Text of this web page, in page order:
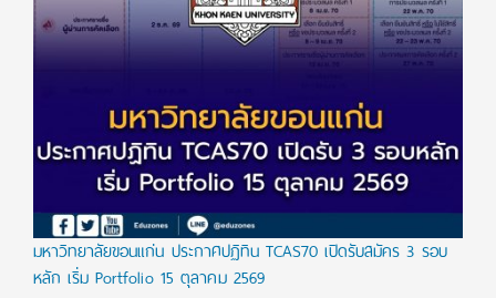
มหาวิทยาลัยขอนแก่น ประกาศปฏิทิน TCAS70 เปิดรับสมัคร 3 รอบ
หลัก เริ่ม Portfolio 15 ตุลาคม 2569